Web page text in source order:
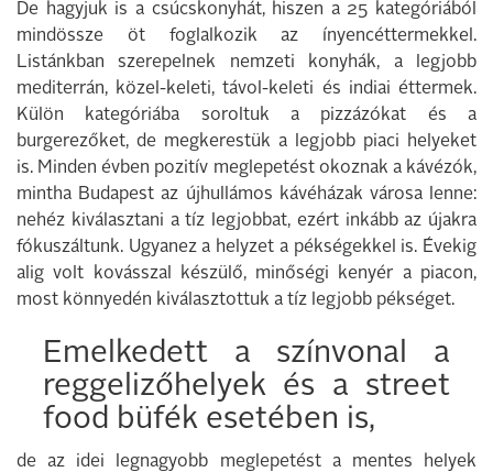
De hagyjuk is a csúcskonyhát, hiszen a 25 kategóriából
mindössze öt foglalkozik az ínyencéttermekkel.
Listánkban szerepelnek nemzeti konyhák, a legjobb
mediterrán, közel-keleti, távol-keleti és indiai éttermek.
Külön kategóriába soroltuk a pizzázókat és a
burgerezőket, de megkerestük a legjobb piaci helyeket
is. Minden évben pozitív meglepetést okoznak a kávézók,
mintha Budapest az újhullámos kávéházak városa lenne:
nehéz kiválasztani a tíz legjobbat, ezért inkább az újakra
fókuszáltunk. Ugyanez a helyzet a pékségekkel is. Évekig
alig volt kovásszal készülő, minőségi kenyér a piacon,
most könnyedén kiválasztottuk a tíz legjobb pékséget.
Emelkedett a színvonal a
reggelizőhelyek és a street
food büfék esetében is,
de az idei legnagyobb meglepetést a mentes helyek